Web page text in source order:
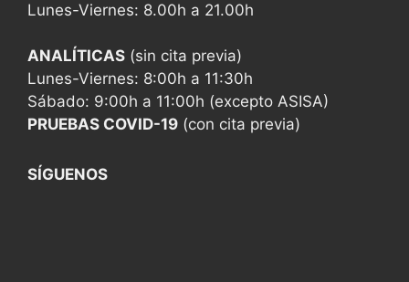
Lunes-Viernes: 8.00h a 21.00h
ANALÍTICAS (sin cita previa)
Lunes-Viernes: 8:00h a 11:30h
Sábado: 9:00h a 11:00h (excepto ASISA)
PRUEBAS COVID-19 (con cita previa)
SÍGUENOS